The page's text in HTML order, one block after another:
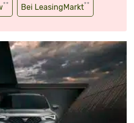
** Bei LeasingMarkt**